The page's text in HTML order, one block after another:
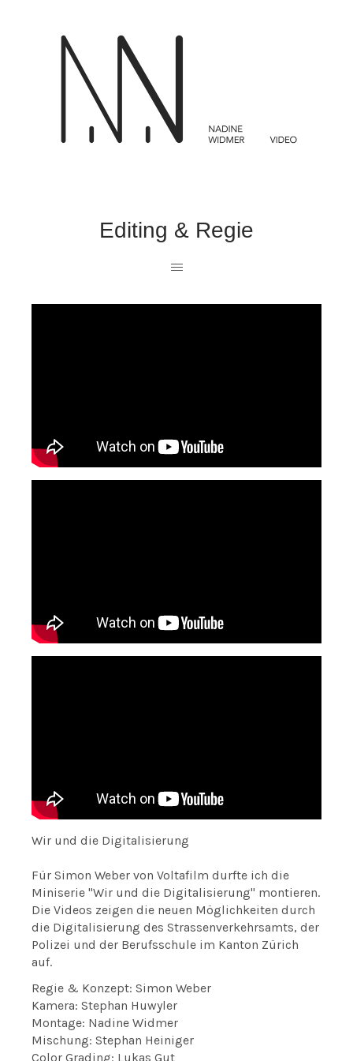
Editing & Regie
Wir und die Digitalisierung
Für Simon Weber von Voltafilm durfte ich die
Miniserie "Wir und die Digitalisierung" montieren.
Die Videos zeigen die neuen Möglichkeiten durch
die Digitalisierung des Strassenverkehrsamts, der
Polizei und der Berufsschule im Kanton Zürich
auf.
Regie & Konzept: Simon Weber
Kamera: Stephan Huwyler
Montage: Nadine Widmer
Mischung: Stephan Heiniger
Color Grading: Lukas Gut